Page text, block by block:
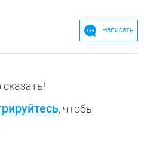
Написать
, чтобы